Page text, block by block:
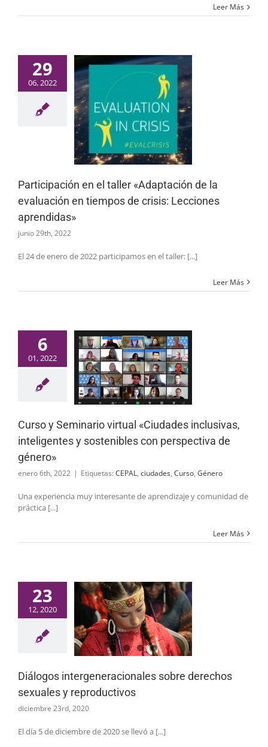
Leer Más
29
06, 2022
Participación en el taller «Adaptación de la
evaluación en tiempos de crisis: Lecciones
aprendidas»
junio 29th, 2022
El 24 de enero de 2022 participamos en el taller: [...]
Leer Más
6
01, 2022
Curso y Seminario virtual «Ciudades inclusivas,
inteligentes y sostenibles con perspectiva de
género»
enero 6th, 2022 | Etiquetas: CEPAL, ciudades, Curso, Género
Una experiencia muy interesante de aprendizaje y comunidad de
práctica [...]
Leer Más
23
12, 2020
Diálogos intergeneracionales sobre derechos
sexuales y reproductivos
diciembre 23rd, 2020
El día 5 de diciembre de 2020 se llevó a [...]